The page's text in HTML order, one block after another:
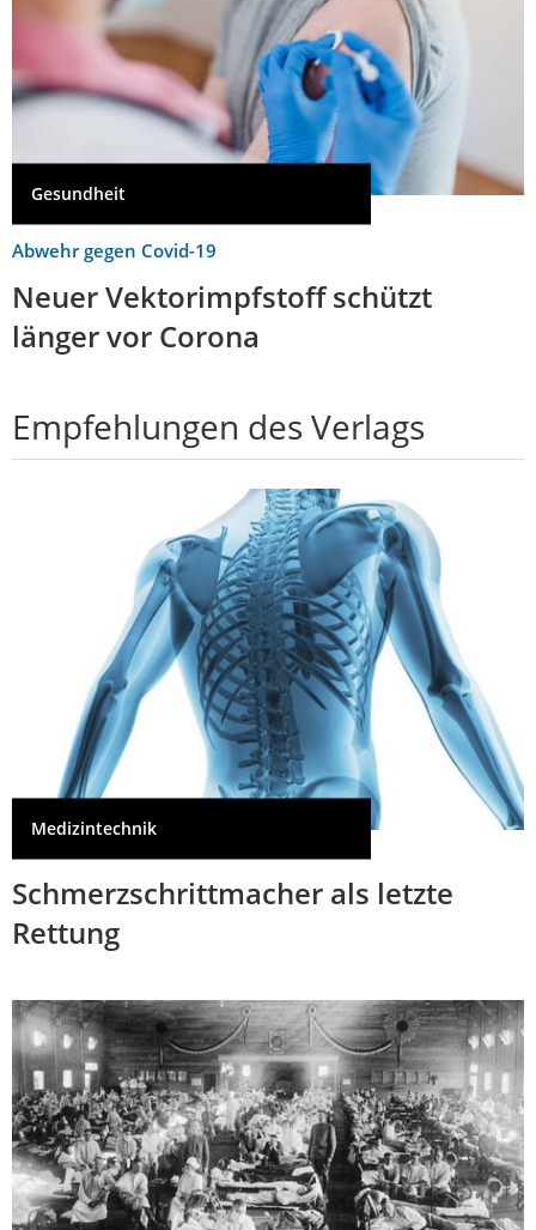
Gesundheit
Abwehr gegen Covid-19
Neuer Vektorimpfstoff schützt
länger vor Corona
Empfehlungen des Verlags
Medizintechnik
Schmerzschrittmacher als letzte
Rettung